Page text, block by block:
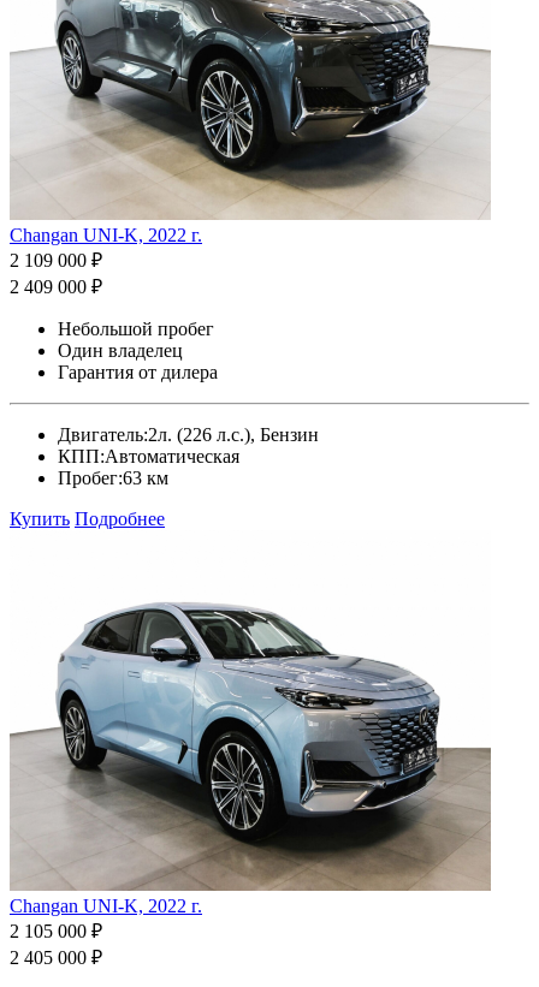
Changan UNI-K, 2022 г.
2 109 000 ₽
2 409 000 ₽
Небольшой пробег
Один владелец
Гарантия от дилера
Двигатель:2л. (226 л.с.), Бензин
КПП:Автоматическая
Пробег:63 км
Купить Подробнее
Changan UNI-K, 2022 г.
2 105 000 ₽
2 405 000 ₽